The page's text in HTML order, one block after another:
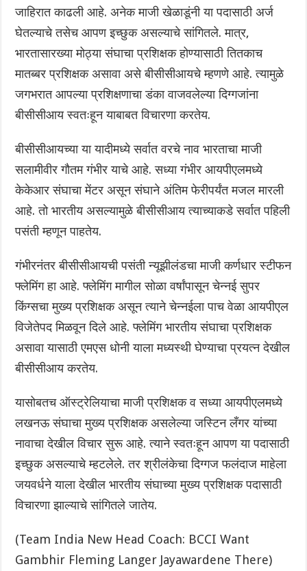
जाहिरात काढली आहे‌. अनेक माजी खेळाडूंनी या पदासाठी अर्ज
घेतल्याचे तसेच आपण इच्छुक असल्याचे सांगितले. मात्र,
भारतासारख्या मोठ्या संघाचा प्रशिक्षक होण्यासाठी तितकाच
मातब्बर प्रशिक्षक असावा असे बीसीसीआयचे म्हणणे आहे. त्यामुळे
जगभरात आपल्या प्रशिक्षणाचा डंका वाजवलेल्या दिग्गजांना
बीसीसीआय स्वतःहून याबाबत विचारणा करतेय.
बीसीसीआयच्या या यादीमध्ये सर्वात वरचे नाव भारताचा माजी
सलामीवीर गौतम गंभीर याचे आहे. सध्या गंभीर आयपीएलमध्ये
केकेआर संघाचा मेंटर असून संघाने अंतिम फेरीपर्यंत मजल मारली
आहे. तो भारतीय असल्यामुळे बीसीसीआय त्याच्याकडे सर्वात पहिली
पसंती म्हणून पाहतेय.
गंभीरनंतर बीसीसीआयची पसंती न्यूझीलंडचा माजी कर्णधार स्टीफन
फ्लेमिंग हा आहे. फ्लेमिंग मागील सोळा वर्षांपासून चेन्नई सुपर
किंग्सचा मुख्य प्रशिक्षक असून त्याने चेन्नईला पाच वेळा आयपीएल
विजेतेपद मिळवून दिले आहे. फ्लेमिंग भारतीय संघाचा प्रशिक्षक
असावा यासाठी एमएस धोनी याला मध्यस्थी घेण्याचा प्रयत्न देखील
बीसीसीआय करतेय.
यासोबतच ऑस्ट्रेलियाचा माजी प्रशिक्षक व सध्या आयपीएलमध्ये
लखनऊ संघाचा मुख्य प्रशिक्षक असलेल्या जस्टिन लँगर यांच्या
नावाचा देखील विचार सुरू आहे. त्याने स्वतःहून आपण या पदासाठी
इच्छुक असल्याचे म्हटलेले. तर श्रीलंकेचा दिग्गज फलंदाज माहेला
जयवर्धने याला देखील भारतीय संघाच्या मुख्य प्रशिक्षक पदासाठी
विचारणा झाल्याचे सांगितले जातेय.
(Team India New Head Coach: BCCI Want
Gambhir Fleming Langer Jayawardene There)